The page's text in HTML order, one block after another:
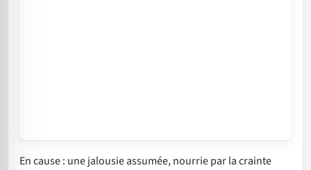
En cause : une jalousie assumée, nourrie par la crainte